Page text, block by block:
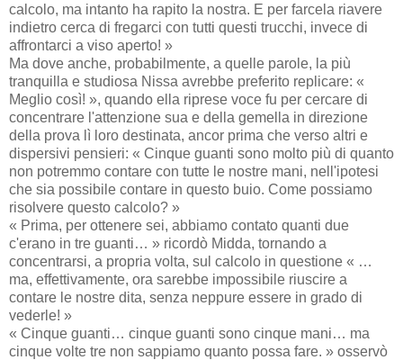
calcolo, ma intanto ha rapito la nostra. E per farcela riavere
indietro cerca di fregarci con tutti questi trucchi, invece di
affrontarci a viso aperto! »
Ma dove anche, probabilmente, a quelle parole, la più
tranquilla e studiosa Nissa avrebbe preferito replicare: «
Meglio così! », quando ella riprese voce fu per cercare di
concentrare l'attenzione sua e della gemella in direzione
della prova lì loro destinata, ancor prima che verso altri e
dispersivi pensieri: « Cinque guanti sono molto più di quanto
non potremmo contare con tutte le nostre mani, nell'ipotesi
che sia possibile contare in questo buio. Come possiamo
risolvere questo calcolo? »
« Prima, per ottenere sei, abbiamo contato quanti due
c'erano in tre guanti… » ricordò Midda, tornando a
concentrarsi, a propria volta, sul calcolo in questione « …
ma, effettivamente, ora sarebbe impossibile riuscire a
contare le nostre dita, senza neppure essere in grado di
vederle! »
« Cinque guanti… cinque guanti sono cinque mani… ma
cinque volte tre non sappiamo quanto possa fare. » osservò